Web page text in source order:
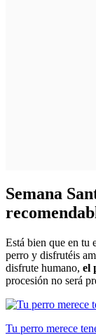
Semana
Está bien que en tu
perro y disfrutéis
disfrute humano, el
procesión no será
Tu perro merece